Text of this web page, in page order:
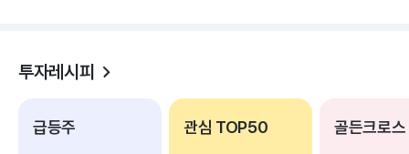
투자레시피
급등주 관심 TOP50 골든크로스